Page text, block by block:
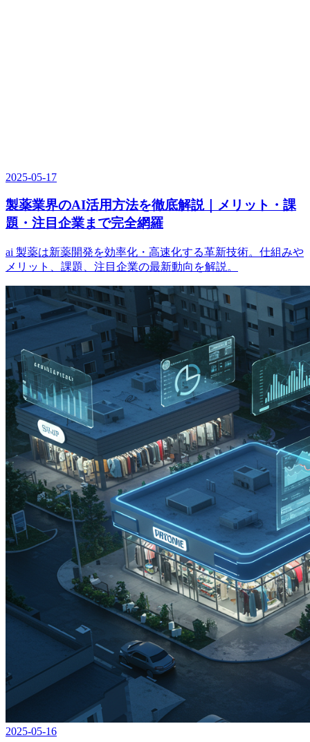
2025-05-17
製薬業界のAI活用方法を徹底解説｜メリット・課
題・注目企業まで完全網羅
ai 製薬は新薬開発を効率化・高速化する革新技術。仕組みや
メリット、課題、注目企業の最新動向を解説。
2025-05-16